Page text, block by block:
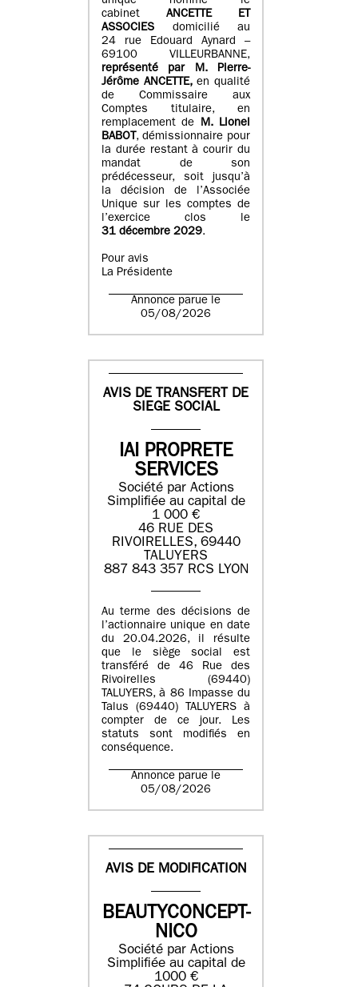
cabinet ANCETTE ET
ASSOCIES
domicilié au
24 rue Edouard Aynard –
69100 VILLEURBANNE,
représenté par M.Pierre-
Jérôme ANCETTE, en qualité
de Commissaire aux
Comptes titulaire, en
remplacement de M.Lionel
BABOT, démissionnaire pour
la durée restant à courir du
mandat de son
prédécesseur, soit jusqu’à
la décision de l’Associée
Unique sur les comptes de
l’exercice clos le
31 décembre 2029.
Pour avis
La Présidente
Annonce parue le
05/08/2026
AVIS DE TRANSFERT DE
SIEGE SOCIAL
IAI PROPRETE
SERVICES
Société par Actions
Simplifiée au capital de
1 000 €
46 RUE DES
RIVOIRELLES, 69440
TALUYERS
887 843 357 RCS LYON
Au terme des décisions de
l’actionnaire unique en date
du 20.04.2026, il résulte
que le siège social est
transféré de 46 Rue des
Rivoirelles (69440)
TALUYERS, à 86 Impasse du
Talus (69440) TALUYERS à
compter de ce jour. Les
statuts sont modifiés en
conséquence.
Annonce parue le
05/08/2026
AVIS DE MODIFICATION
BEAUTYCONCEPT-
NICO
Société par Actions
Simplifiée au capital de
1000 €